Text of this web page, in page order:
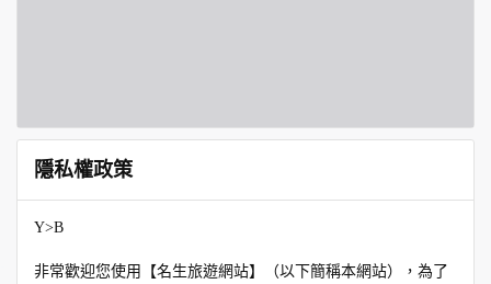
隱私權政策
Y>B
非常歡迎您使用【名生旅遊網站】（以下簡稱本網站），為了